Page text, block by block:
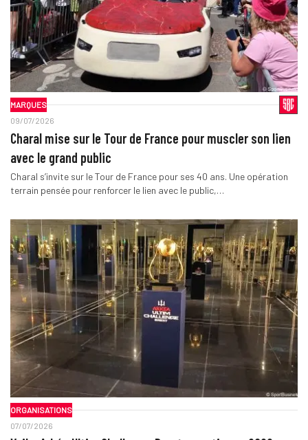
MARQUES
09/07/2026
Charal mise sur le Tour de France pour muscler son lien
avec le grand public
Charal s’invite sur le Tour de France pour ses 40 ans. Une opération
terrain pensée pour renforcer le lien avec le public,…
ORGANISATIONS
07/07/2026